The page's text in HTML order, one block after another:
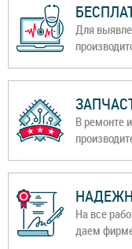
Для
В ремонте
На все
даем